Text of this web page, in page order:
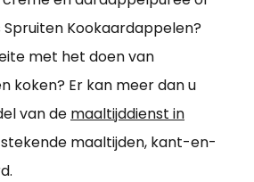
Spruiten Kookaardappelen?
met het doen van
koken? Er kan meer dan u
van de maaltijddienst in
maaltijden, kant-en-